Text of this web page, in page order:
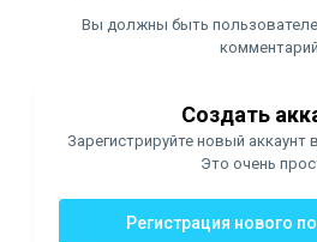
Вы должны быть
комментарий
Создать
Зарегистрируйте новый
Это очень
Регистрация нового